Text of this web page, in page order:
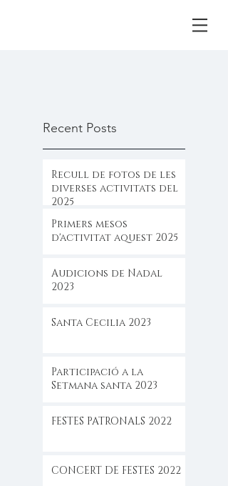
Recent Posts
Recull de fotos de les
diverses activitats del
2025
Primers mesos
d'activitat aquest 2025
Audicions de Nadal
2023
Santa Cecilia 2023
Participació a la
Setmana santa 2023
FESTES PATRONALS 2022
CONCERT DE FESTES 2022